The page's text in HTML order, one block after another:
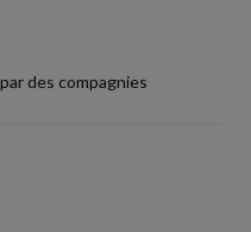
des compagnies